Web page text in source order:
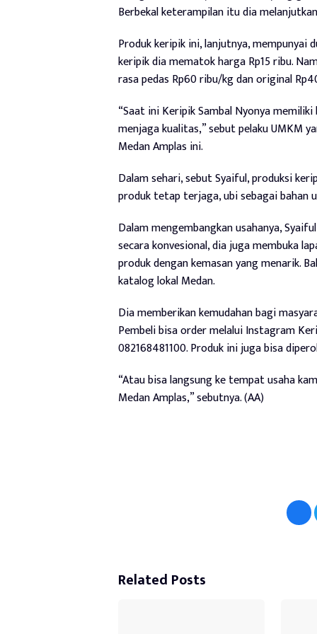
Berbekal keterampilan itu dia
Produk keripik ini, lanjutnya, mempunyai
keripik dia mematok harga Rp15 ribu.
rasa pedas Rp60 ribu/kg dan original
“Saat ini Keripik Sambal Nyonya
menjaga kualitas,” sebut pelaku UMKM
Medan Amplas ini.
Dalam sehari, sebut Syaiful, produksi
produk tetap terjaga, ubi sebagai bahan
Dalam mengembangkan usahanya,
secara konvesional, dia juga membuka
produk dengan kemasan yang menarik.
katalog lokal Medan.
Dia memberikan kemudahan bagi
Pembeli bisa order melalui Instagram
082168481100. Produk ini juga bisa
“Atau bisa langsung ke tempat usaha
Medan Amplas,” sebutnya. (AA)
Related Posts